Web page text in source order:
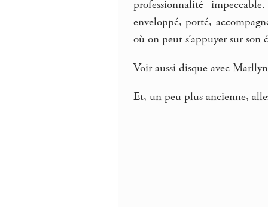
professionnalité
enveloppé, porté,
où on peut s’appuyer sur
Voir aussi disque avec
Et, un peu plus ancienne,